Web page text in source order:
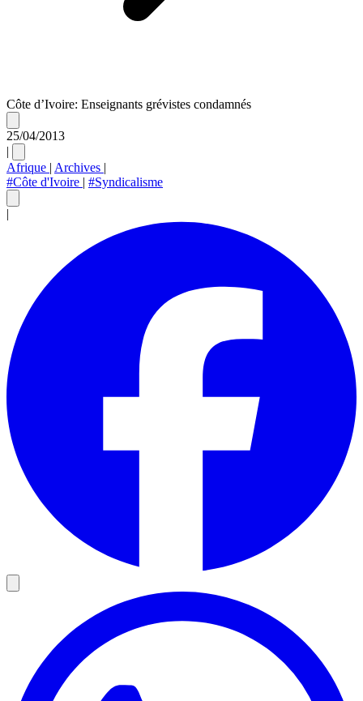
Côte d’Ivoire: Enseignants grévistes condamnés
25/04/2013
|
Afrique | Archives |
#Côte d'Ivoire | #Syndicalisme
|